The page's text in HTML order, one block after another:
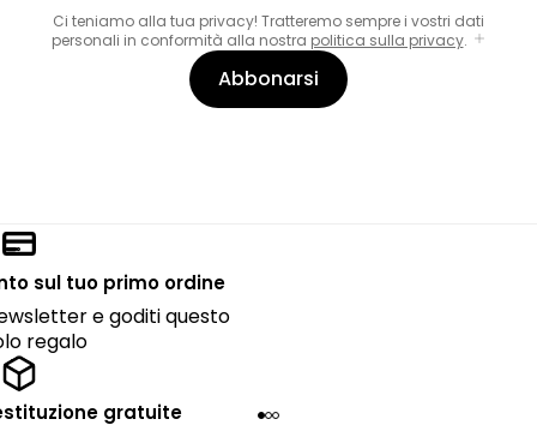
Ci teniamo alla tua privacy! Tratteremo sempre i vostri dati
personali in conformità alla nostra politica sulla privacy.
Abbonarsi
sul tuo primo ordine
e goditi questo
regalo
gratuite